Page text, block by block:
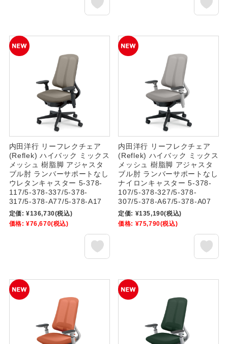
内田洋行 リーフレクチェア
(Reflek) ハイバック ミックス
メッシュ 樹脂脚 アジャスタ
ブル肘 ランバーサポートなし
ウレタンキャスター 5-378-
117/5-378-337/5-378-
317/5-378-A77/5-378-A17
定価: ¥136,730(税込)
価格: ¥76,670(税込)
内田洋行 リーフレクチェア
(Reflek) ハイバック ミックス
メッシュ 樹脂脚 アジャスタ
ブル肘 ランバーサポートなし
ナイロンキャスター 5-378-
107/5-378-327/5-378-
307/5-378-A67/5-378-A07
定価: ¥135,190(税込)
価格: ¥75,790(税込)